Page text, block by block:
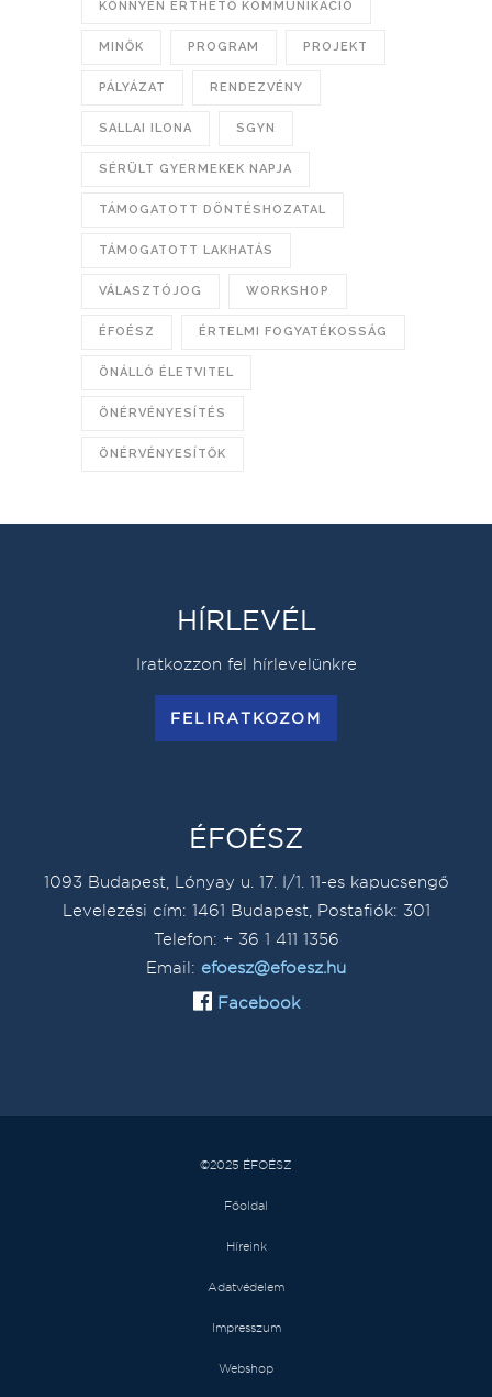
KÖNNYEN ÉRTHETŐ KOMMUNIKÁCIÓ
MINŐK PROGRAM PROJEKT
PÁLYÁZAT RENDEZVÉNY
SALLAI ILONA SGYN
SÉRÜLT GYERMEKEK NAPJA
TÁMOGATOTT DÖNTÉSHOZATAL
TÁMOGATOTT LAKHATÁS
VÁLASZTÓJOG WORKSHOP
ÉFOÉSZ ÉRTELMI FOGYATÉKOSSÁG
ÖNÁLLÓ ÉLETVITEL
ÖNÉRVÉNYESÍTÉS
ÖNÉRVÉNYESÍTŐK
HÍRLEVÉL
Iratkozzon fel hírlevelünkre
FELIRATKOZOM
ÉFOÉSZ
1093 Budapest, Lónyay u. 17. I/1. 11-es kapucsengő
Levelezési cím: 1461 Budapest, Postafiók: 301
Telefon: + 36 1 411 1356
Email: efoesz@efoesz.hu
Facebook
©2025 ÉFOÉSZ
Főoldal
Híreink
Adatvédelem
Impresszum
Webshop